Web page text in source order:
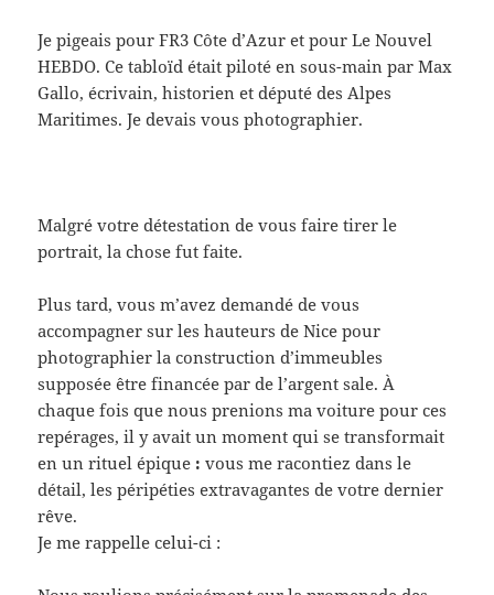
Je pigeais pour FR3 Côte d’Azur et pour Le Nouvel
HEBDO. Ce tabloïd était piloté en sous-main par Max
Gallo, écrivain, historien et député des Alpes
Maritimes. Je devais vous photographier.
Malgré votre détestation de vous faire tirer le
portrait, la chose fut faite.
Plus tard, vous m’avez demandé de vous
accompagner sur les hauteurs de Nice pour
photographier la construction d’immeubles
supposée être financée par de l’argent sale. À
chaque fois que nous prenions ma voiture pour ces
repérages, il y avait un moment qui se transformait
en un rituel épique :vous me racontiez dans le
détail, les péripéties extravagantes de votre dernier
rêve.
Je me rappelle celui-ci :